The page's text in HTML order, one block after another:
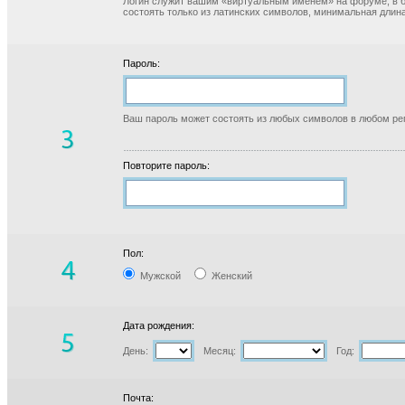
состоять только из латинских символов, минимальная
Пароль:
Ваш пароль может состоять из любых символов в любом
Повторите пароль:
Пол:
Мужской Женский
Дата рождения:
День: Месяц: Год:
Почта: